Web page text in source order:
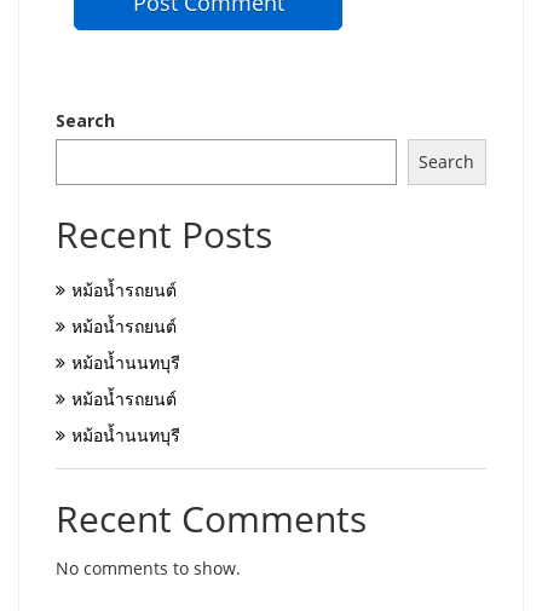
Search
Search
Recent Posts
หม้อน้ำรถยนต์
หม้อน้ำรถยนต์
หม้อน้ำนนทบุรี
หม้อน้ำรถยนต์
หม้อน้ำนนทบุรี
Recent Comments
No comments to show.